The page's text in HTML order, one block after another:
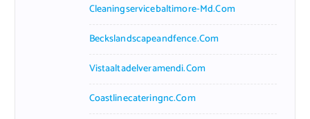
Cleaningservicebaltimore-Md.com
Beckslandscapeandfence.com
Vistaaltadelveramendi.com
Coastlinecateringnc.com